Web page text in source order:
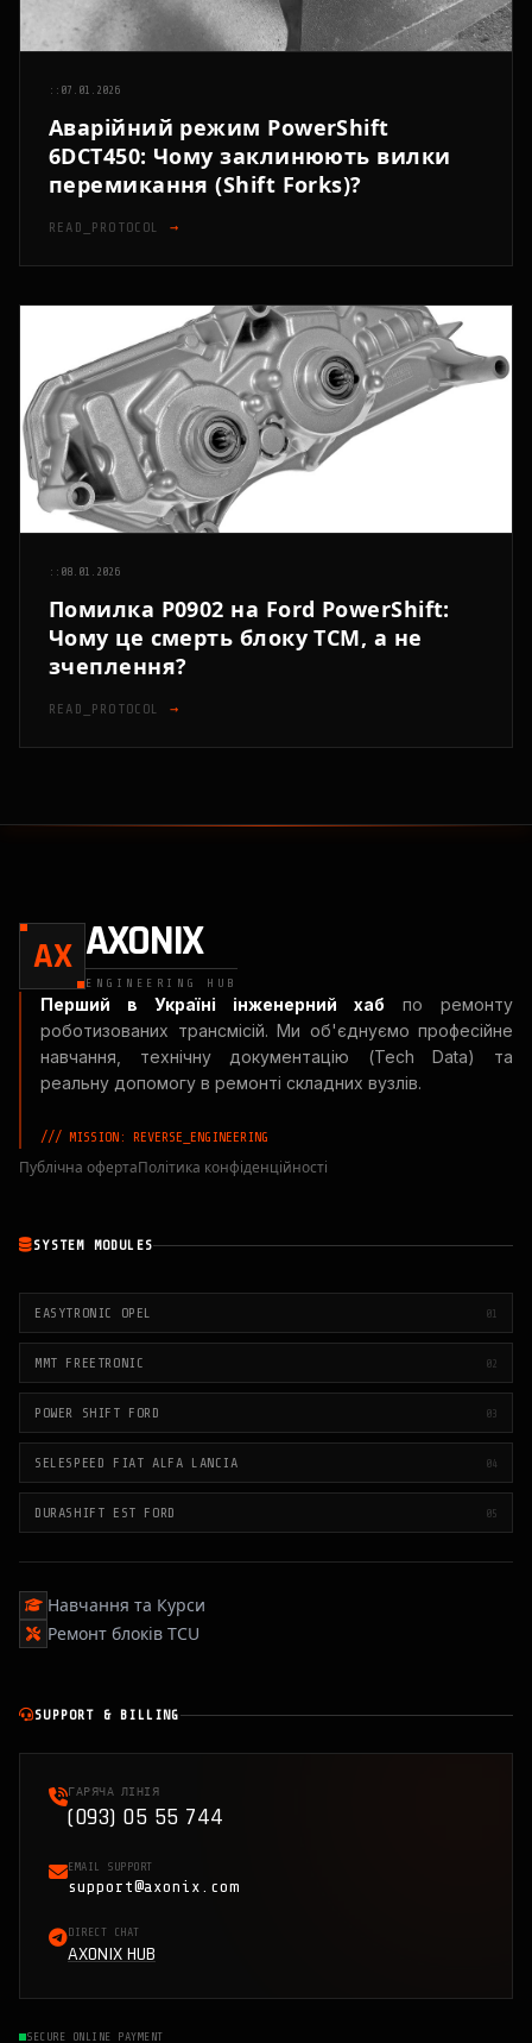
:: 07.01.2026
Аварійний режим PowerShift
6DCT450: Чому заклинюють вилки
перемикання (Shift Forks)?
READ_PROTOCOL →
:: 08.01.2026
Помилка P0902 на Ford PowerShift:
Чому це смерть блоку TCM, а не
зчеплення?
READ_PROTOCOL →
AX AXONIX
ENGINEERING HUB
Перший в Україні інженерний хаб по ремонту
роботизованих трансмісій. Ми об'єднуємо професійне
навчання, технічну документацію (Tech Data) та
реальну допомогу в ремонті складних вузлів.
/// MISSION: REVERSE_ENGINEERING
Публічна офертаПолітика конфіденційності
SYSTEM MODULES
EASYTRONIC OPEL 01
MMT FREETRONIC 02
POWER SHIFT FORD 03
SELESPEED FIAT ALFA LANCIA 04
DURASHIFT EST FORD 05
Навчання та Курси
Ремонт блоків TCU
SUPPORT & BILLING
ГАРЯЧА ЛІНІЯ
(093) 05 55 744
EMAIL SUPPORT
support@axonix.com
DIRECT CHAT
AXONIX HUB
SECURE ONLINE PAYMENT